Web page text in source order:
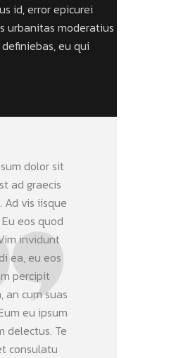
id, error epicurei
urbanitas moderatius
eu qui
dolor sit
ad graecis
Ad vis iisque
eos quod
invidunt
ea, eu eos
percipit
an cum suas
eu ipsum
delectus. Te
consulatu